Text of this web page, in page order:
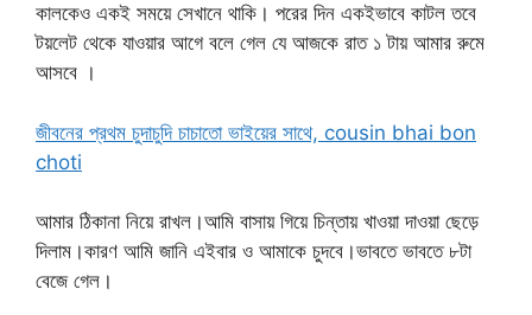
কালকেও একই সময়ে সেখানে থাকি। পরের দিন একইভাবে কাটল তবে
টয়লেট থেকে যাওয়ার আগে বলে গেল যে আজকে রাত ১ টায় আমার রুমে
আসবে ।
জীবনের প্রথম চুদাচুদি চাচাতো ভাইয়ের সাথে, cousin bhai bon
choti
আমার ঠিকানা নিয়ে রাখল।আমি বাসায় গিয়ে চিন্তায় খাওয়া দাওয়া ছেড়ে
দিলাম।কারণ আমি জানি এইবার ও আমাকে চুদবে।ভাবতে ভাবতে ৮টা
বেজে গেল।